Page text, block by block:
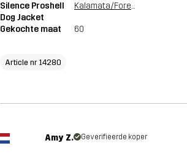
Silence Proshell
Dog Jacket
Kalamata/Forest Night
Gekochte maat 60
Article nr 14280
Amy Z. Geverifieerde koper